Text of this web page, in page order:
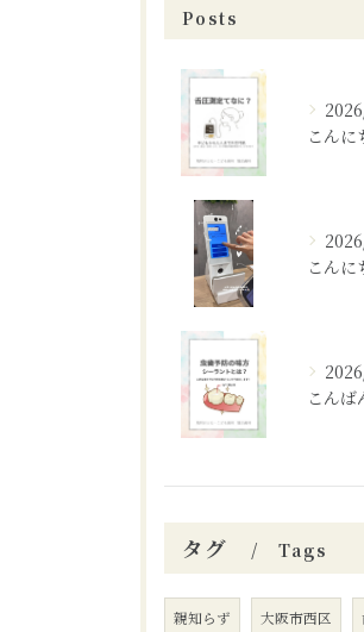
Posts
こんに
タグ Tags
親知らず 大阪市西区